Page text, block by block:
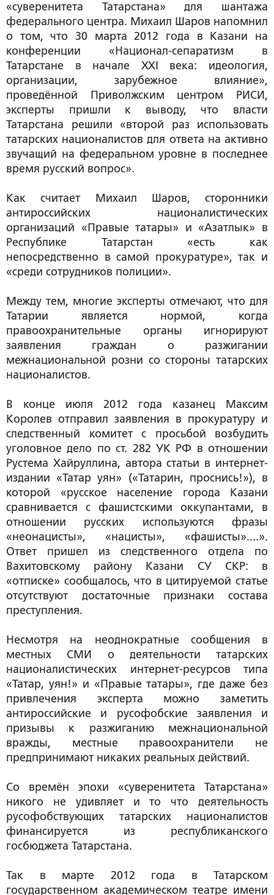
«суверенитета Татарстана» для шантажа
федерального центра. Михаил Шаров напомнил
о том, что 30 марта 2012 года в Казани на
конференции «Национал-сепаратизм в
Татарстане в начале ХХI века: идеология,
организации, зарубежное влияние»,
проведённой Приволжским центром РИСИ,
эксперты пришли к выводу, что власти
Татарстана решили «второй раз использовать
татарских националистов для ответа на активно
звучащий на федеральном уровне в последнее
время русский вопрос».
Как считает Михаил Шаров, сторонники
антироссийских националистических
организаций «Правые татары» и «Азатлык» в
Республике Татарстан «есть как
непосредственно в самой прокуратуре», так и
«среди сотрудников полиции».
Между тем, многие эксперты отмечают, что для
Татарии является нормой, когда
правоохранительные органы игнорируют
заявления граждан о разжигании
межнациональной розни со стороны татарских
националистов.
В конце июля 2012 года казанец Максим
Королев отправил заявления в прокуратуру и
следственный комитет с просьбой возбудить
уголовное дело по ст. 282 УК РФ в отношении
Рустема Хайруллина, автора статьи в интернет-
издании «Татар уян» («Татарин, проснись!»), в
которой «русское население города Казани
сравнивается с фашистскими оккупантами, в
отношении русских используются фразы
«неонацисты», «нацисты», «фашисты»....».
Ответ пришел из следственного отдела по
Вахитовскому району Казани СУ СКР: в
«отписке» сообщалось, что в цитируемой статье
отсутствуют достаточные признаки состава
преступления.
Несмотря на неоднократные сообщения в
местных СМИ о деятельности татарских
националистических интернет-ресурсов типа
«Татар, уян!» и «Правые татары», где даже без
привлечения эксперта можно заметить
антироссийские и русофобские заявления и
призывы к разжиганию межнациональной
вражды, местные правоохранители не
предпринимают никаких реальных действий.
Со времён эпохи «суверенитета Татарстана»
никого не удивляет и то что деятельность
русофобствующих татарских националистов
финансируется из республиканского
госбюджета Татарстана.
Так в марте 2012 года в Татарском
государственном академическом театре имени